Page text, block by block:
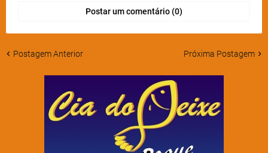
Postar um comentário (0)
Postagem Anterior Próxima Postagem